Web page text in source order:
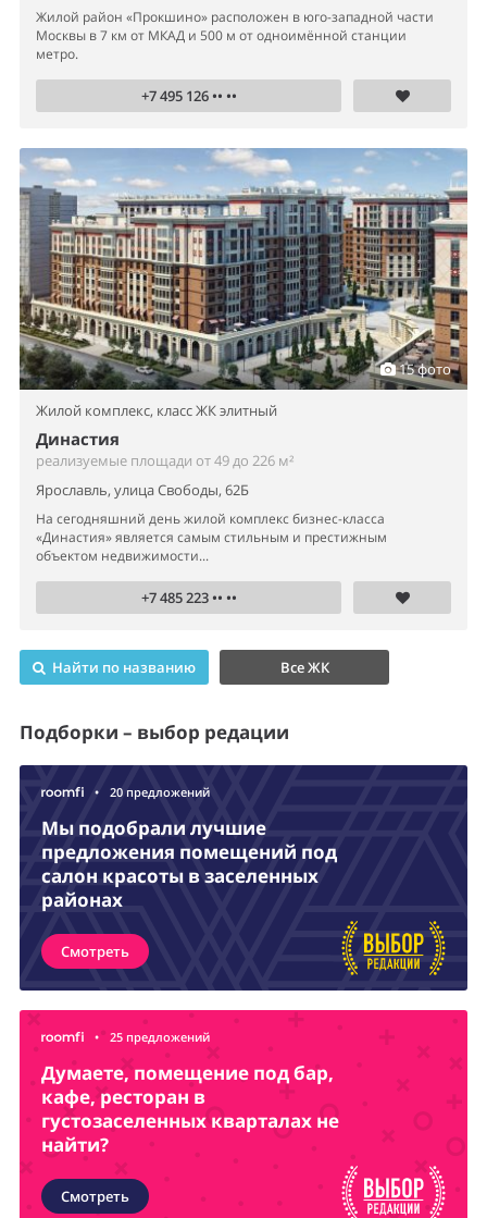
Жилой район «Прокшино» расположен в юго-западной части
Москвы в 7 км от МКАД и 500 м от одноимённой станции
метро.
+7 495 126 •• ••
15 фото
Жилой комплекс, класс ЖК элитный
Династия
реализуемые площади от 49 до 226 м²
Ярославль, улица Свободы, 62Б
На сегодняшний день жилой комплекс бизнес-класса
«Династия» является самым стильным и престижным
объектом недвижимости...
+7 485 223 •• ••
Найти по названию Все ЖК
Подборки – выбор редации
• 20 предложений
Мы подобрали лучшие
предложения помещений под
салон красоты в заселенных
районах
Смотреть
• 25 предложений
Думаете, помещение под бар,
кафе, ресторан в
густозаселенных кварталах не
найти?
Смотреть